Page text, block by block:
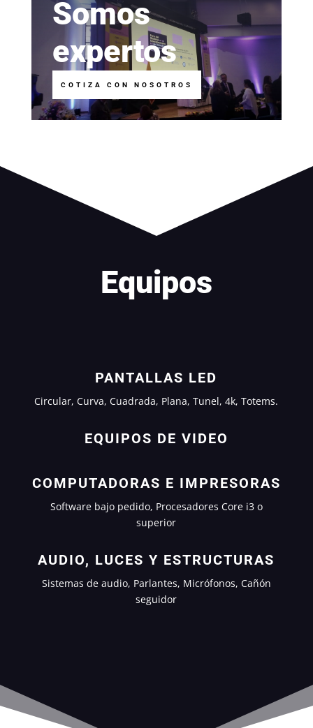
Somos
expertos
COTIZA CON NOSOTROS
Equipos
PANTALLAS LED
Circular, Curva, Cuadrada, Plana, Tunel, 4k, Totems.
EQUIPOS DE VIDEO
COMPUTADORAS E IMPRESORAS
Software bajo pedido, Procesadores Core i3 o
superior
AUDIO, LUCES Y ESTRUCTURAS
Sistemas de audio, Parlantes, Micrófonos, Cañón
seguidor